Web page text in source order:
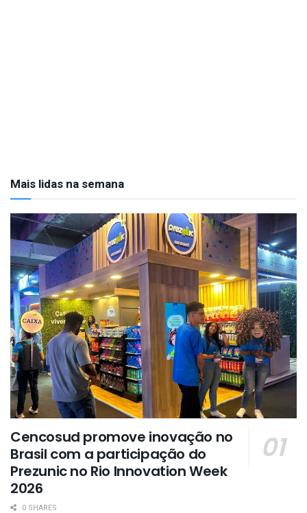
Mais lidas na semana
Cencosud promove inovação no
Brasil com a participação do
Prezunic no Rio Innovation Week
2026
0 SHARES